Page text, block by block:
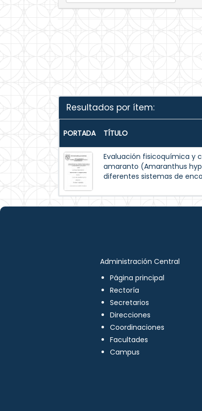
Resultados por ítem:
PORTADA TÍTULO
Evaluación fisicoquímica y
amaranto (Amaranthus
diferentes sistemas de
Administración Central
Página principal
Rectoría
Secretarios
Direcciones
Coordinaciones
Facultades
Campus